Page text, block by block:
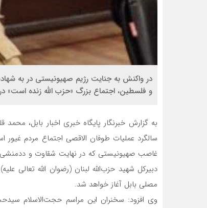
در واکنش به جنایت رژیم صهیونیستی در به
و فلسطین، اجتماع بزرگ «حزب الله زنده است» در روز سه شنبه ۱۷ مهرماه در مصلی
به گزارش خبرنگار پایگاه خبری اخبار بابل، محمد
سالگرد عملیات طوفان الاقصی اجتماع مردم غیور
غاصب صهیونیستی که در نهایت شقاوت و ددمنشی
مصلی بابل آغاز خواهد شد.
وی افزود: سخنران این مراسم حجت‌الاسلام